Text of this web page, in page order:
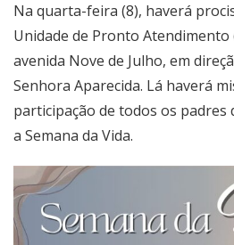
Na quarta-feira (8), haverá
Unidade de Pronto Atendimento
avenida Nove de Julho, em
Senhora Aparecida. Lá haverá
participação de todos os padres
a Semana da Vida.